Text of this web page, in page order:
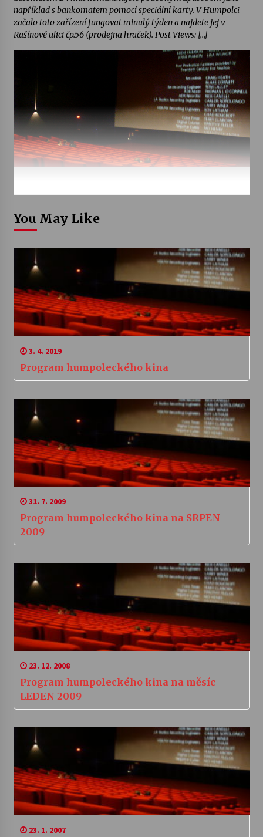
například s bankomatem pomocí speciální karty. V Humpolci
začalo toto zařízení fungovat minulý týden a najdete jej v
Rašínově ulici čp.56 (prodejna hraček). Post Views: […]
You May Like
3. 4. 2019
Program humpoleckého kina
31. 7. 2009
Program humpoleckého kina na SRPEN
2009
23. 12. 2008
Program humpoleckého kina na měsíc
LEDEN 2009
23. 1. 2007